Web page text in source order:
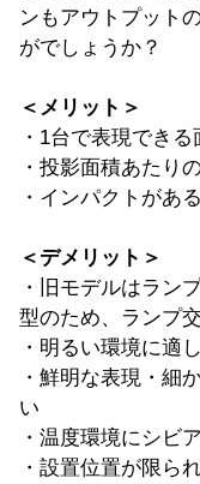
ンもアウトプット
がでしょうか？
＜メリット＞
・1台で表現でき
・投影面積あたり
・インパクトがある
＜デメリット＞
・旧モデルはラン
型のため、ランプ交
・明るい環境に適
・鮮明な表現・細
い
・温度環境にシビア
・設置位置が限ら